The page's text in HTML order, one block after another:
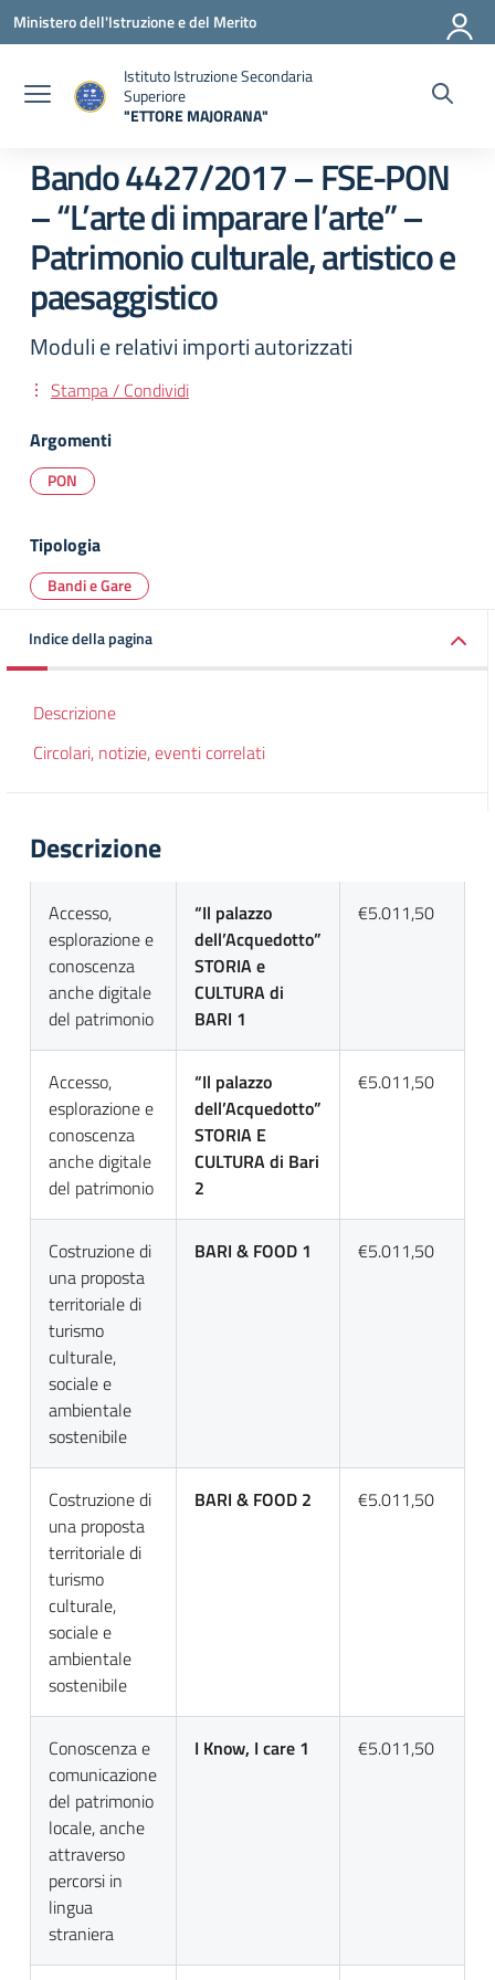
Vai ai contenuti
Vai al menu di navigazione
Vai al footer
Ministero dell'Istruzione e del Merito
Istituto Istruzione Secondaria
Superiore
"ETTORE MAJORANA"
Bando 4427/2017 – FSE-PON
– “L’arte di imparare l’arte” –
Patrimonio culturale, artistico e
paesaggistico
Moduli e relativi importi autorizzati
Stampa / Condividi
Argomenti
PON
Tipologia
Bandi e Gare
Indice della pagina
Descrizione
Circolari, notizie, eventi correlati
Descrizione
Accesso,
esplorazione e
conoscenza
anche digitale
del patrimonio
“Il palazzo
dell’Acquedotto”
STORIA e
CULTURA di
BARI 1
€5.011,50
Accesso,
esplorazione e
conoscenza
anche digitale
del patrimonio
“Il palazzo
dell’Acquedotto”
STORIA E
CULTURA di Bari
2
€5.011,50
Costruzione di
una proposta
territoriale di
turismo
culturale,
sociale e
ambientale
sostenibile
BARI & FOOD 1 €5.011,50
Costruzione di
una proposta
territoriale di
turismo
culturale,
sociale e
ambientale
sostenibile
BARI & FOOD 2 €5.011,50
Conoscenza e
comunicazione
del patrimonio
locale, anche
attraverso
percorsi in
lingua
straniera
I Know, I care 1 €5.011,50